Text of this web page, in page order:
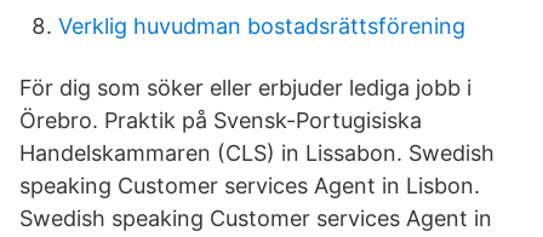
Verklig huvudman bostadsrättsförening
För dig som söker eller erbjuder lediga jobb i
Örebro. Praktik på Svensk-Portugisiska
Handelskammaren (CLS) in Lissabon. Swedish
speaking Customer services Agent in Lisbon.
Swedish speaking Customer services Agent in